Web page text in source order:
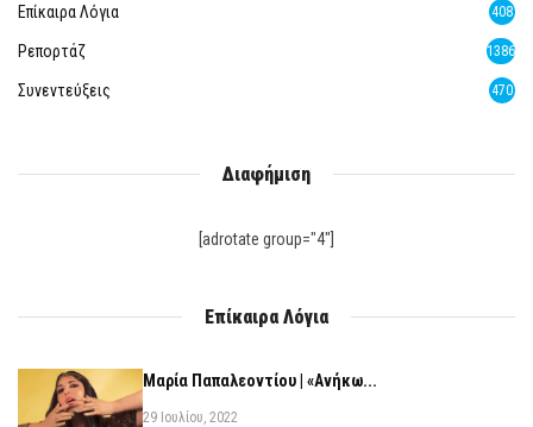
Επίκαιρα Λόγια 408
Ρεπορτάζ 1386
Συνεντεύξεις 470
Διαφήμιση
[adrotate group="4"]
Επίκαιρα Λόγια
Μαρία Παπαλεοντίου | «Ανήκω...
29 Ιουλίου, 2022